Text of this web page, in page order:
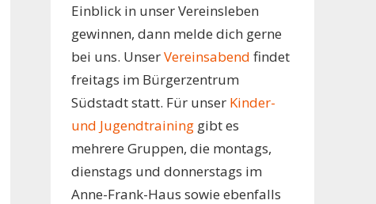
Einblick in unser Vereinsleben
gewinnen, dann melde dich gerne
bei uns. UnserVereinsabend findet
freitags im Bürgerzentrum
Südstadt statt. Für unser Kinder-
und Jugendtraininggibt es
mehrere Gruppen, die montags,
dienstags und donnerstags im
Anne-Frank-Haus sowie ebenfalls